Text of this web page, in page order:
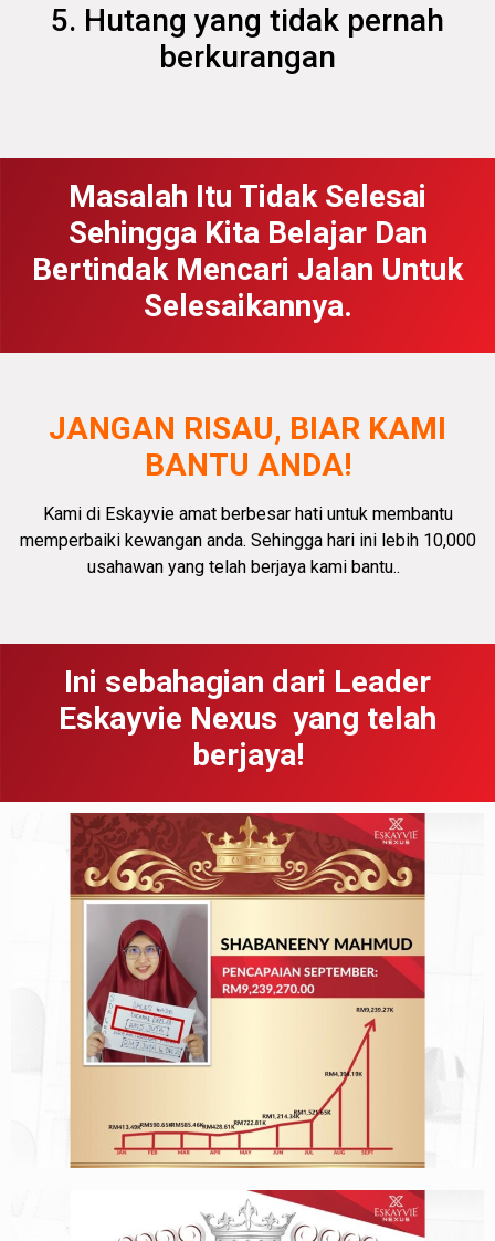
5. Hutang yang tidak pernah
berkurangan
Masalah Itu Tidak Selesai
Sehingga Kita Belajar Dan
Bertindak Mencari Jalan Untuk
Selesaikannya.
JANGAN RISAU, BIAR KAMI
BANTU ANDA!
Kami di Eskayvie amat berbesar hati untuk membantu
memperbaiki kewangan anda. Sehingga hari ini lebih 10,000
usahawan yang telah berjaya kami bantu..
Ini sebahagian dari Leader
Eskayvie Nexus yang telah
berjaya!